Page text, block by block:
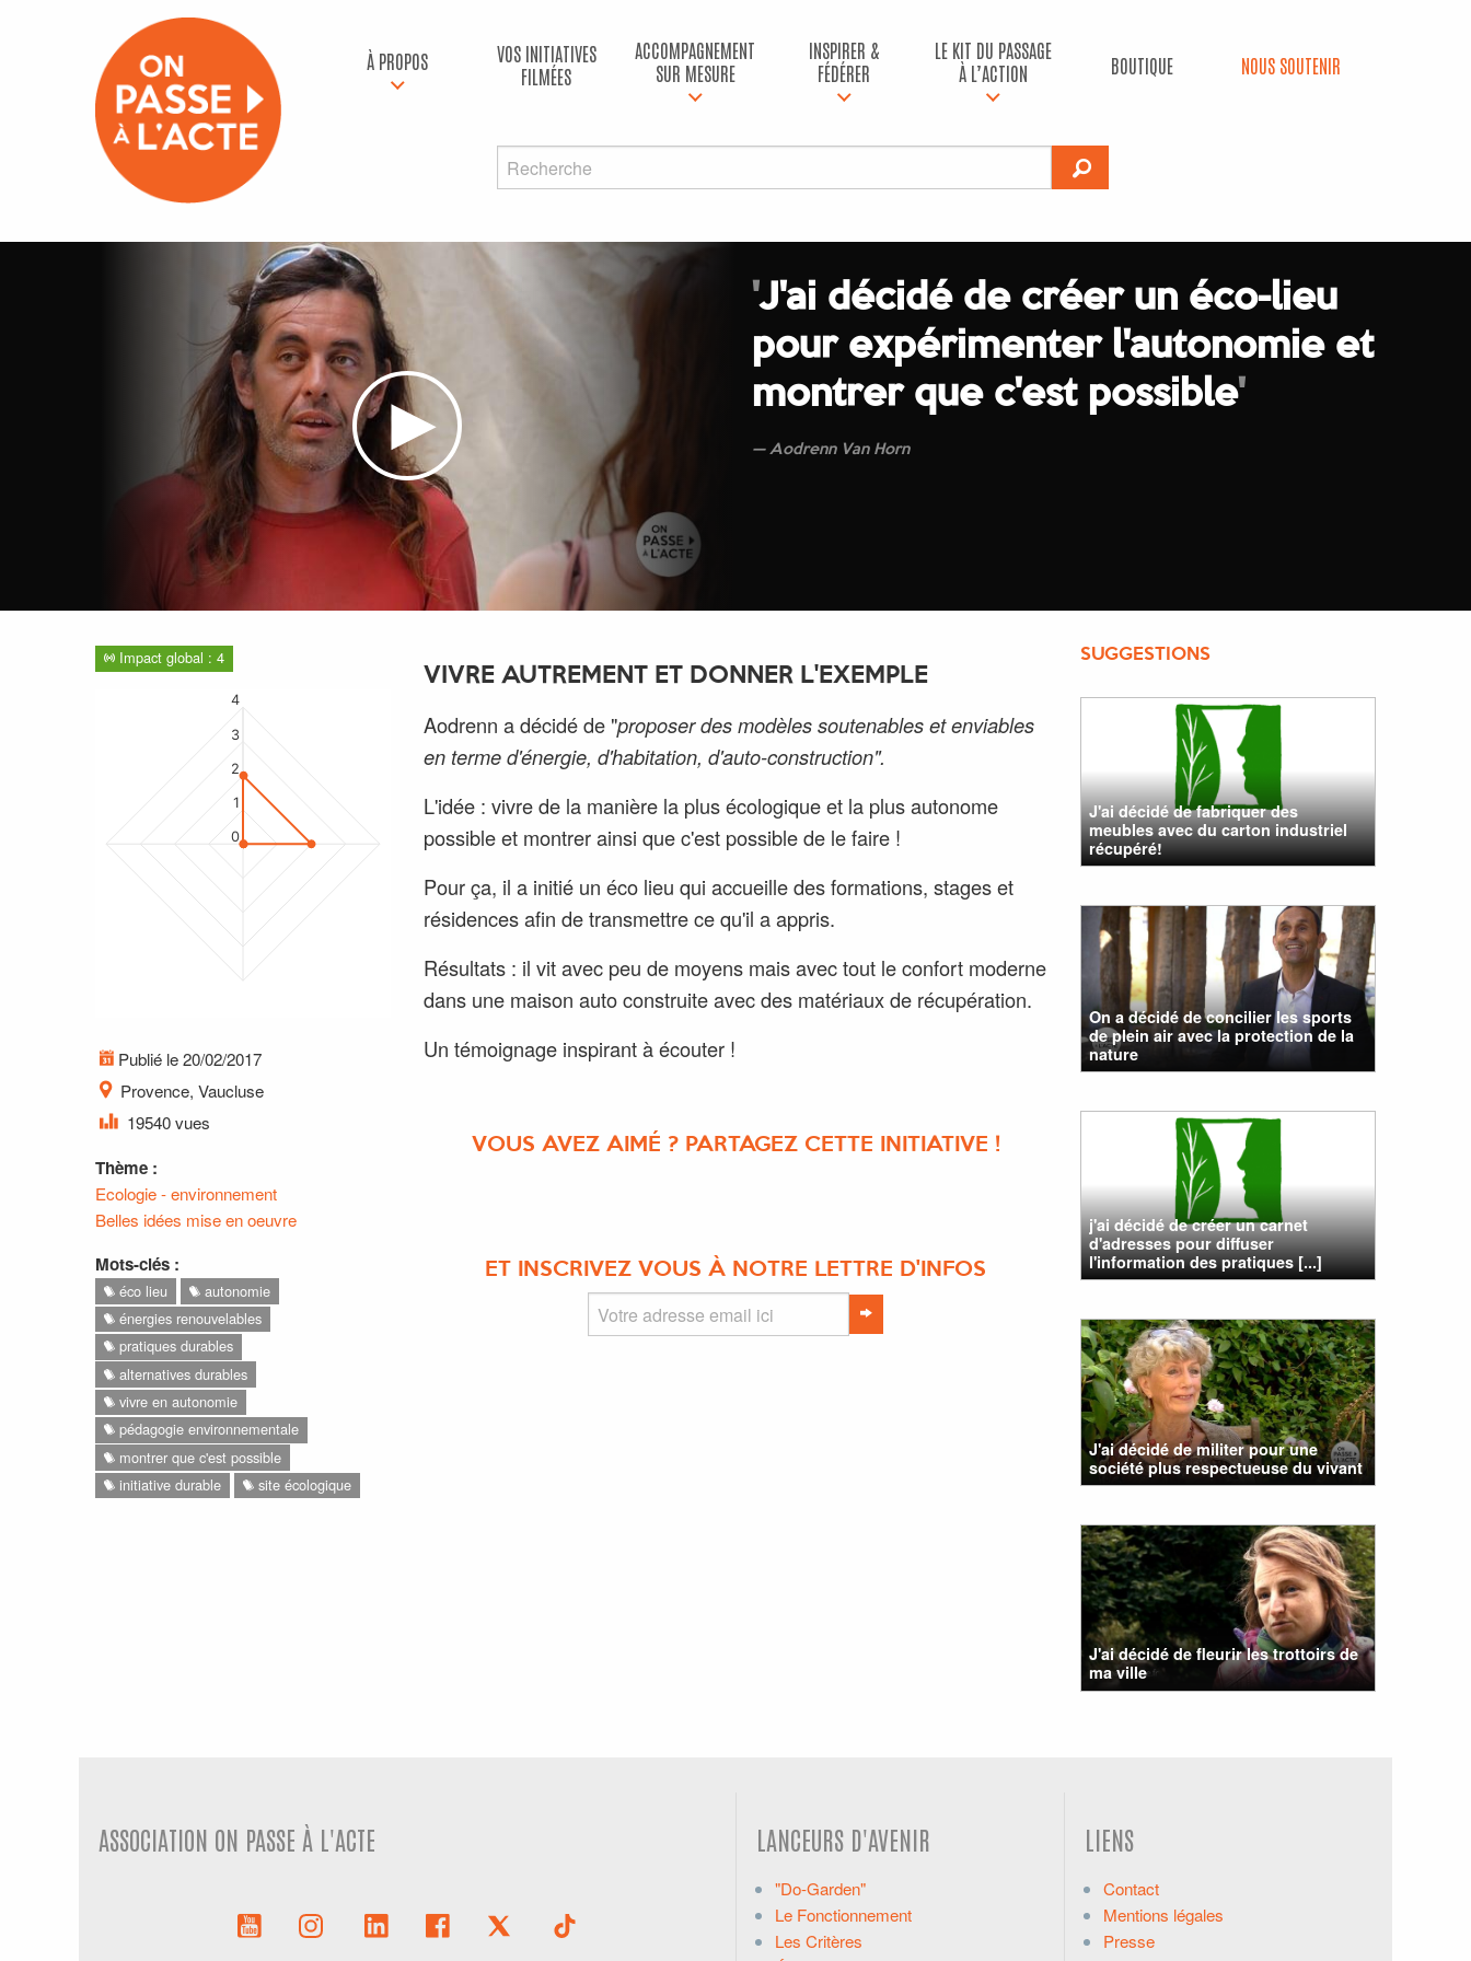
À PROPOS
VOS INITIATIVES
FILMÉES
ACCOMPAGNEMENT
SUR MESURE
INSPIRER &
FÉDÉRER
LE KIT DU PASSAGE
À L’ACTION
BOUTIQUE NOUS SOUTENIR
'J'ai décidé de créer un éco-lieu
pour expérimenter l'autonomie et
montrer que c'est possible'
Aodrenn Van Horn
Impact global : 4
0
1
2
3
4
Publié le 20/02/2017
Provence, Vaucluse
19540 vues
Thème :
Ecologie - environnement
Belles idées mise en oeuvre
Mots-clés :
éco lieu
autonomie
énergies renouvelables
pratiques durables
alternatives durables
vivre en autonomie
pédagogie environnementale
montrer que c'est possible
initiative durable
site écologique
VIVRE AUTREMENT ET DONNER L'EXEMPLE
Aodrenn a décidé de "proposer des modèles soutenables et enviables
en terme d'énergie, d'habitation, d'auto-construction".
L'idée : vivre de la manière la plus écologique et la plus autonome
possible et montrer ainsi que c'est possible de le faire !
Pour ça, il a initié un éco lieu qui accueille des formations, stages et
résidences afin de transmettre ce qu'il a appris.
Résultats : il vit avec peu de moyens mais avec tout le confort moderne
dans une maison auto construite avec des matériaux de récupération.
Un témoignage inspirant à écouter !
VOUS AVEZ AIMÉ ? PARTAGEZ CETTE INITIATIVE !
ET INSCRIVEZ VOUS À NOTRE LETTRE D'INFOS
SUGGESTIONS
J'ai décidé de fabriquer des
meubles avec du carton industriel
récupéré!
On a décidé de concilier les sports
de plein air avec la protection de la
nature
j'ai décidé de créer un carnet
d'adresses pour diffuser
l'information des pratiques [...]
J'ai décidé de militer pour une
société plus respectueuse du vivant
J'ai décidé de fleurir les trottoirs de
ma ville
ASSOCIATION ON PASSE À L'ACTE LANCEURS D'AVENIR
"Do-Garden"
Le Fonctionnement
Les Critères
LIENS
Contact
Mentions légales
Presse